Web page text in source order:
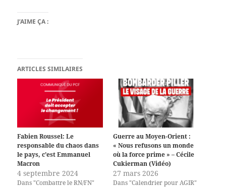
J’AIME ÇA :
ARTICLES SIMILAIRES
Fabien Roussel: Le
responsable du chaos dans
le pays, c’est Emmanuel
Macron
4 septembre 2024
Dans "Combattre le RN/FN"
Guerre au Moyen-Orient :
« Nous refusons un monde
où la force prime » – Cécile
Cukierman (Vidéo)
27 mars 2026
Dans "Calendrier pour AGIR"